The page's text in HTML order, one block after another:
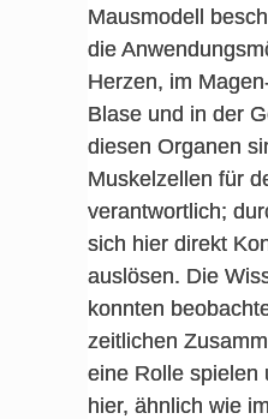
Mausmodell
die
Herzen, im
Blase und in der
diesen Organen
Muskelzellen für
verantwortlich;
sich hier direkt
auslösen. Die
konnten
zeitlichen
eine Rolle spielen
hier, ähnlich wie